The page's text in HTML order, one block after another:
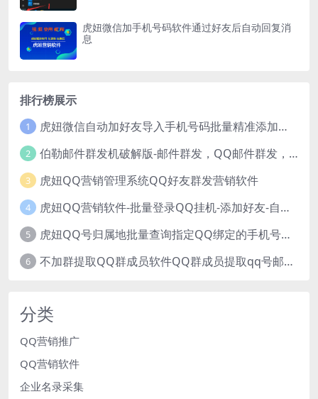
虎妞微信加手机号码软件通过好友后自动回复消
息
排行榜展示
1 虎妞微信自动加好友导入手机号码批量精准添加客户售营销软件微商工具
2 伯勒邮件群发机破解版-邮件群发，QQ邮件群发，邮件群发软件，伯乐邮件群发工具，邮件群发器
3 虎妞QQ营销管理系统QQ好友群发营销软件
4 虎妞QQ营销软件-批量登录QQ挂机-添加好友-自动加群-群发消息-临时会话
5 虎妞QQ号归属地批量查询指定QQ绑定的手机号软件
6 不加群提取QQ群成员软件QQ群成员提取qq号邮箱软件
分类
QQ营销推广
QQ营销软件
企业名录采集